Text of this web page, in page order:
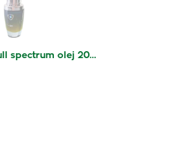
spectrum olej 20…